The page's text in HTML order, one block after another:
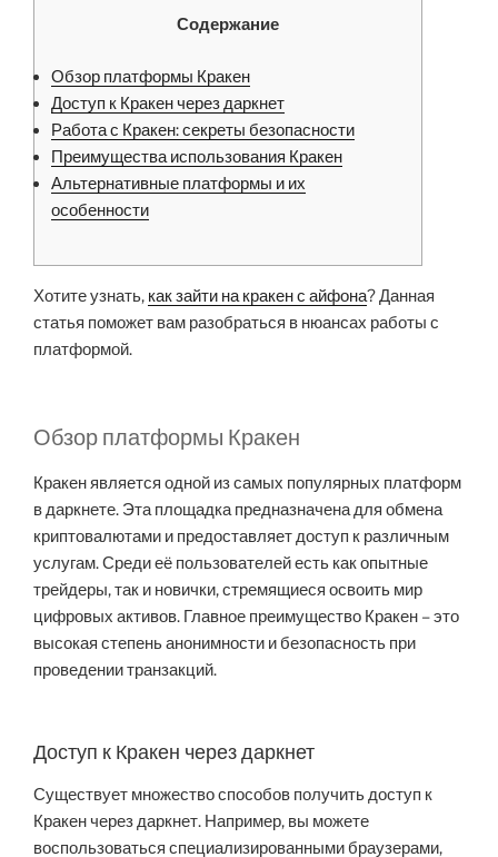
Содержание
Обзор платформы Кракен
Доступ к Кракен через даркнет
Работа с Кракен: секреты безопасности
Преимущества использования Кракен
Альтернативные платформы и их
особенности
Хотите узнать, как зайти на кракен с айфона? Данная
статья поможет вам разобраться в нюансах работы с
платформой.
Обзор платформы Кракен
Кракен является одной из самых популярных платформ
в даркнете. Эта площадка предназначена для обмена
криптовалютами и предоставляет доступ к различным
услугам. Среди её пользователей есть как опытные
трейдеры, так и новички, стремящиеся освоить мир
цифровых активов. Главное преимущество Кракен – это
высокая степень анонимности и безопасность при
проведении транзакций.
Доступ к Кракен через даркнет
Существует множество способов получить доступ к
Кракен через даркнет. Например, вы можете
воспользоваться специализированными браузерами,